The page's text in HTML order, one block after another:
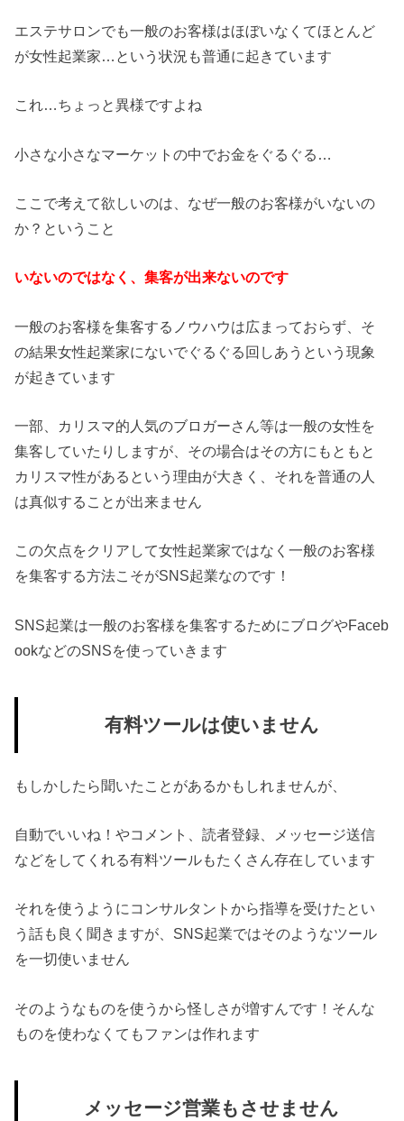
エステサロンでも一般のお客様はほぼいなくてほとんど
が女性起業家…という状況も普通に起きています
これ…ちょっと異様ですよね
小さな小さなマーケットの中でお金をぐるぐる…
ここで考えて欲しいのは、なぜ一般のお客様がいないの
か？ということ
いないのではなく、集客が出来ないのです
一般のお客様を集客するノウハウは広まっておらず、そ
の結果女性起業家にないでぐるぐる回しあうという現象
が起きています
一部、カリスマ的人気のブロガーさん等は一般の女性を
集客していたりしますが、その場合はその方にもともと
カリスマ性があるという理由が大きく、それを普通の人
は真似することが出来ません
この欠点をクリアして女性起業家ではなく一般のお客様
を集客する方法こそがSNS起業なのです！
SNS起業は一般のお客様を集客するためにブログやFaceb
ookなどのSNSを使っていきます
有料ツールは使いません
もしかしたら聞いたことがあるかもしれませんが、
自動でいいね！やコメント、読者登録、メッセージ送信
などをしてくれる有料ツールもたくさん存在しています
それを使うようにコンサルタントから指導を受けたとい
う話も良く聞きますが、SNS起業ではそのようなツール
を一切使いません
そのようなものを使うから怪しさが増すんです！そんな
ものを使わなくてもファンは作れます
メッセージ営業もさせません